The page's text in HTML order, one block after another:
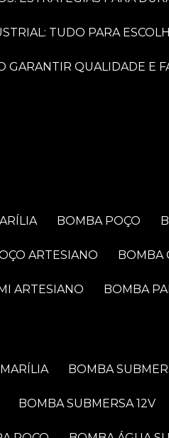
TUDO PARA
GARANTIR QUALIDADE E
BOMBA POÇO
ARTESIANO
ARTESIANO BOMBA
BOMBA
BOMBA SUBMERSA 12V